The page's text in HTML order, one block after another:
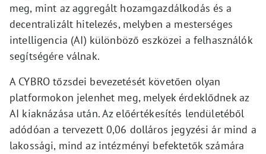
meg, mint az aggregált hozamgazdálkodás és a
decentralizált hitelezés, melyben a mesterséges
intelligencia (AI) különböző eszközei a felhasználók
segítségére válnak.
A CYBRO tőzsdei bevezetését követően olyan
platformokon jelenhet meg, melyek érdeklődnek az
AI kiaknázása után. Az előértékesítés lendületéből
adódóan a tervezett 0,06 dolláros jegyzési ár mind a
lakossági, mind az intézményi befektetők számára